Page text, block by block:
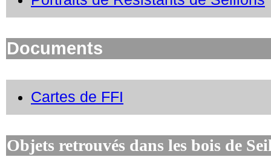
Documents
Cartes de FFI
Objets retrouvés dans les bois de